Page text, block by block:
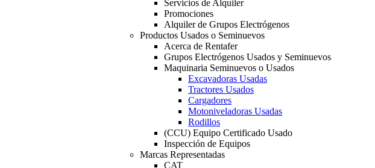
Servicios de Alquiler
Promociones
Alquiler de Grupos Electrógenos
Productos Usados o Seminuevos
Acerca de Rentafer
Grupos Electrógenos Usados y Seminuevos
Maquinaria Seminuevos o Usados
Excavadoras Usadas
Tractores Usados
Cargadores
Motoniveladoras Usadas
Rodillos
(CCU) Equipo Certificado Usado
Inspección de Equipos
Marcas Representadas
CAT